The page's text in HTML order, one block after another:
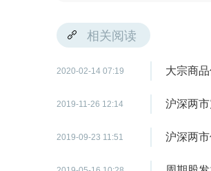
相关阅读
2020-02-14 07:19 大宗商
2019-11-26 12:14 沪深两
2019-09-23 11:51 沪深两